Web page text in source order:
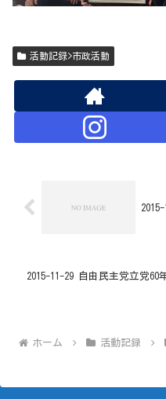
活動記録>市政活動
2015-11-29 自由民主党立党60
ホーム 活動記録